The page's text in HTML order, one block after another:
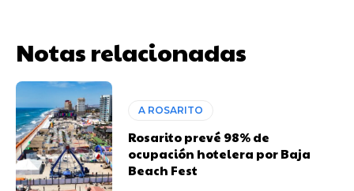
Notas relacionadas
A ROSARITO
Rosarito prevé 98% de
ocupación hotelera por Baja
Beach Fest